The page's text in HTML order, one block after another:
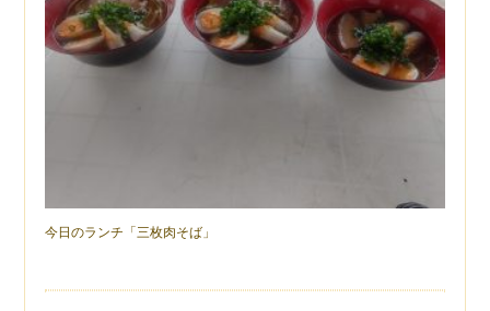
今日のランチ「三枚肉そば」